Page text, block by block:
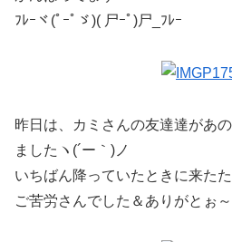
ﾌﾚｰヾ(ﾟｰﾟゞ)( 尸ｰﾟ)尸_ﾌﾚｰ
昨日は、カミさんの友達達があ
ましたヽ(´ー｀)ノ
いちばん降っていたときに来た
ご苦労さんでした＆ありがとぉ